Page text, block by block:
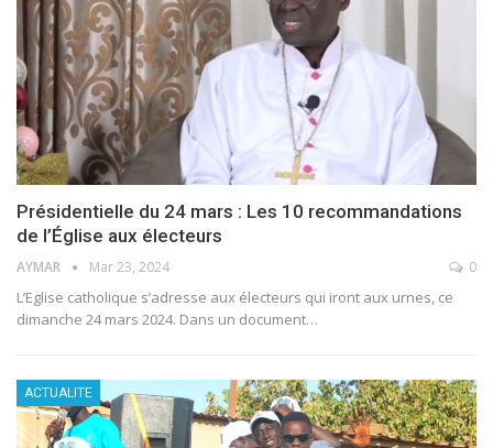
Présidentielle du 24 mars : Les 10 recommandations
de l’Église aux électeurs
AYMAR Mar 23, 2024 0
L’Eglise catholique s’adresse aux électeurs qui iront aux urnes, ce
dimanche 24 mars 2024. Dans un document…
ACTUALITE